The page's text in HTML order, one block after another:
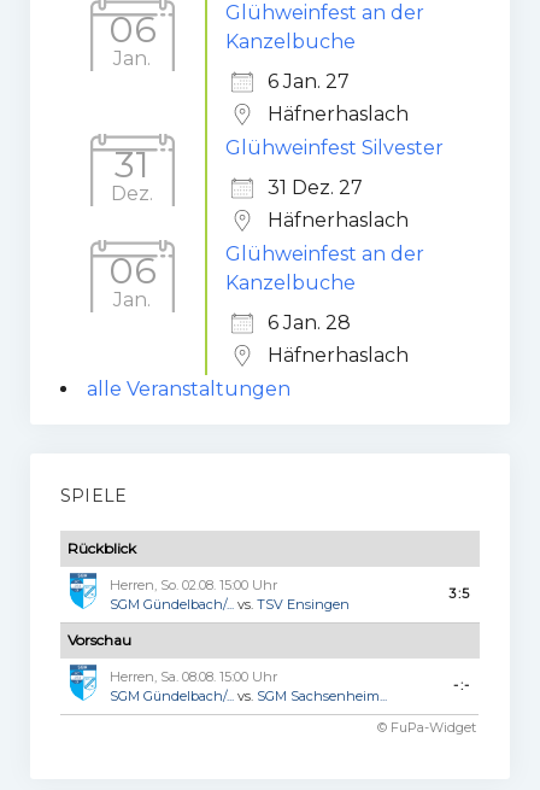
06
Jan.
Glühweinfest an der
Kanzelbuche
6 Jan. 27
Häfnerhaslach
31
Dez.
Glühweinfest Silvester
31 Dez. 27
Häfnerhaslach
06
Jan.
Glühweinfest an der
Kanzelbuche
6 Jan. 28
Häfnerhaslach
alle Veranstaltungen
SPIELE
Rückblick
Herren, So. 02.08. 15:00 Uhr
SGM Gündelbach/...vs. TSV Ensingen
3:5
Vorschau
Herren, Sa. 08.08. 15:00 Uhr
SGM Gündelbach/...vs. SGM Sachsenheim...
-:-
© FuPa-Widget